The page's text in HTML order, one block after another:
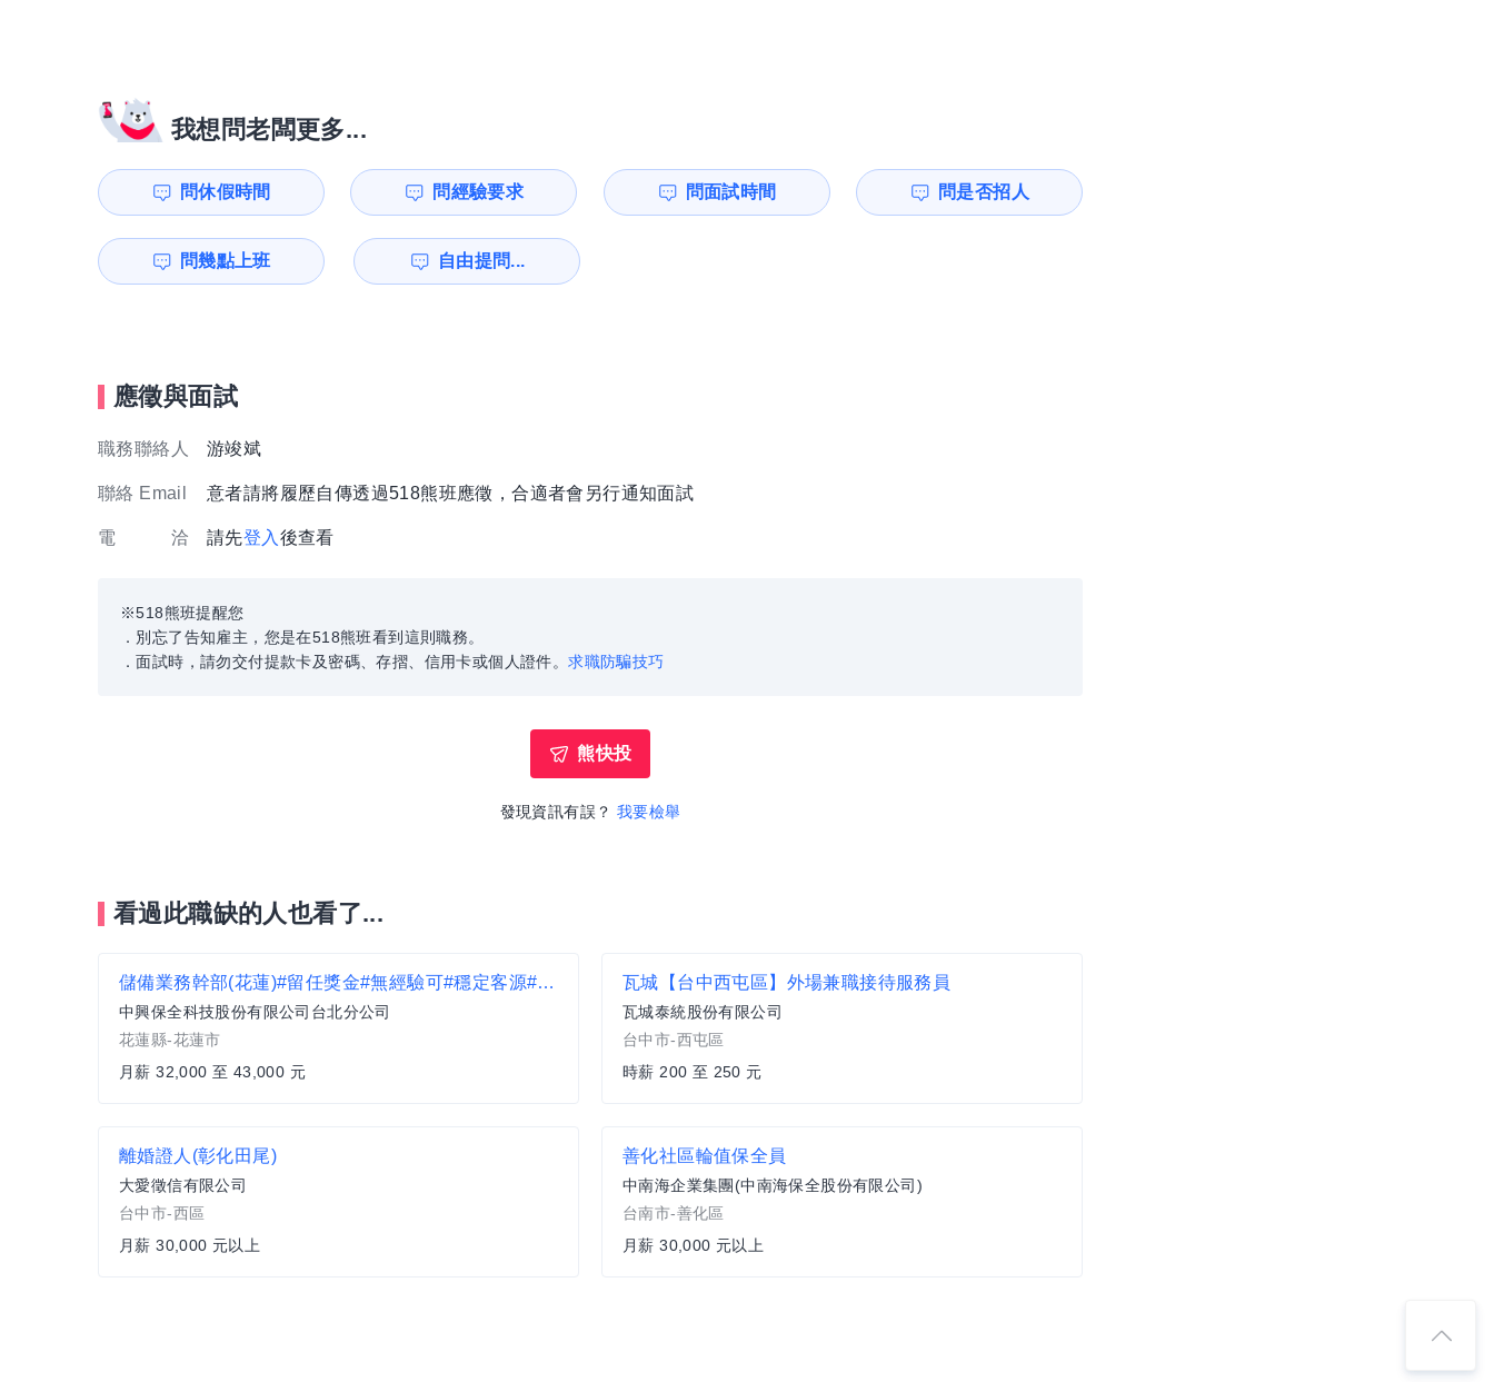
我想問老闆更多...
問休假時間 問經驗要求 問面試時間 問是否招人
問幾點上班 自由提問...
應徵與面試
職務聯絡人 游竣斌
聯絡 Email 意者請將履歷自傳透過518熊班應徵，合適者會另行通知面試
電 洽 請先登入 後查看
※518熊班提醒您
．別忘了告知雇主，您是在518熊班看到這則職務。
．面試時，請勿交付提款卡及密碼、存摺、信用卡或個人證件。求職防騙技巧
熊快投
發現資訊有誤？ 我要檢舉
看過此職缺的人也看了...
儲備業務幹部(花蓮)#留任獎金#無經驗可#穩定客源#高業績獎金
中興保全科技股份有限公司台北分公司
花蓮縣-花蓮市
月薪 32,000 至 43,000 元
瓦城【台中西屯區】外場兼職接待服務員
瓦城泰統股份有限公司
台中市-西屯區
時薪 200 至 250 元
離婚證人(彰化田尾)
大愛徵信有限公司
台中市-西區
月薪 30,000 元以上
善化社區輪值保全員
中南海企業集團(中南海保全股份有限公司)
台南市-善化區
月薪 30,000 元以上